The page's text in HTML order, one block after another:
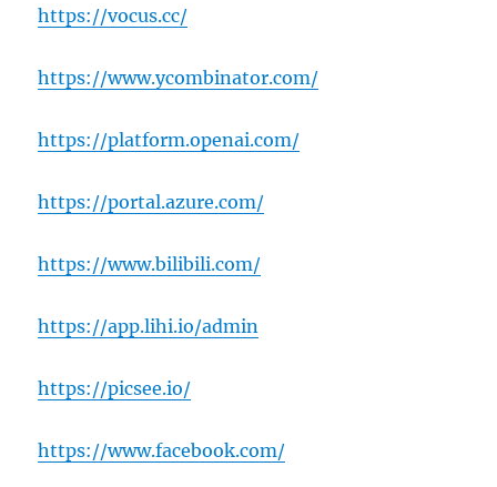
https://vocus.cc/
https://www.ycombinator.com/
https://platform.openai.com/
https://portal.azure.com/
https://www.bilibili.com/
https://app.lihi.io/admin
https://picsee.io/
https://www.facebook.com/